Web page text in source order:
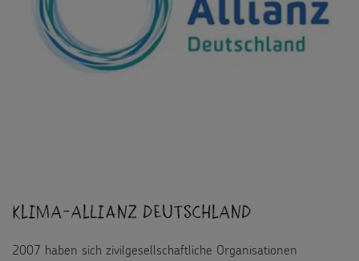
Klima-Allianz Deutschland
2007 haben sich zivilgesellschaftliche Organisationen